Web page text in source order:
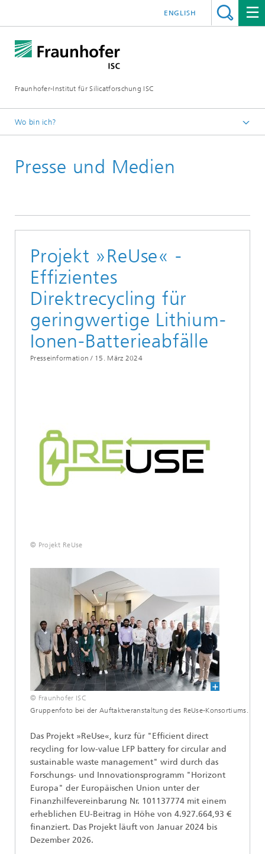
Fraunhofer-Institut für Silicatforschung ISC
ENGLISH
Wo bin ich?
Presse und Medien
Presse und Medien
Projekt »ReUse« -
Effizientes
Direktrecycling für
geringwertige Lithium-
Ionen-Batterieabfälle
Presseinformation / 15. März 2024
© Projekt ReUse
© Fraunhofer ISC
Gruppenfoto bei der Auftaktveranstaltung des ReUse-Konsortiums.
Das Projekt »ReUse«, kurz für "Efficient direct
recycling for low-value LFP battery for circular and
sustainable waste management" wird durch das
Forschungs- und Innovationsprogramm "Horizont
Europa" der Europäischen Union unter der
Finanzhilfevereinbarung Nr. 101137774 mit einem
erheblichen EU-Beitrag in Höhe von 4.927.664,93 €
finanziert. Das Projekt läuft von Januar 2024 bis
Dezember 2026.